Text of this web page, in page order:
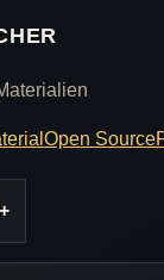
Open Source